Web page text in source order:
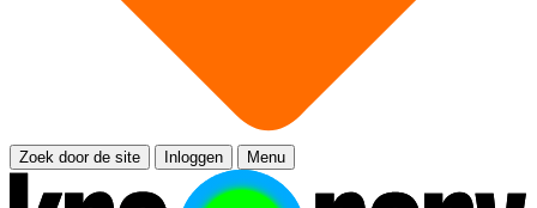
Zoek door de site Inloggen Menu